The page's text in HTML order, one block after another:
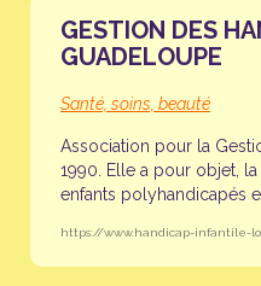
GESTION DES
GUADELOUPE
Santé, soins, beauté
Association pour la
1990. Elle a pour objet,
enfants polyhandicapés
https://www.handicap-infantile-